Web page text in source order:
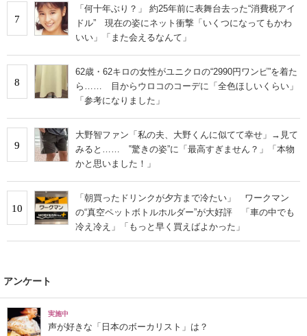
7
「何十年ぶり？」 約25年前に表舞台去った“消費税アイ
ドル” 現在の姿にネット衝撃「いくつになってもかわ
いい」「また会えるなんて」
8
62歳・62キロの女性がユニクロの“2990円ワンピ”を着た
ら…… 目からウロコのコーデに「全色ほしいくらい」
「参考になりました」
9
大野智ファン「私の夫、大野くんに似てて幸せ」→見て
みると…… ‟驚きの姿”に「最高すぎません？」「本物
かと思いました！」
10
「朝買ったドリンクが夕方まで冷たい」 ワークマン
の“真空ペットボトルホルダー”が大好評 「車の中でも
冷え冷え」「もっと早く買えばよかった」
アンケート
実施中
声が好きな「日本のボーカリスト」は？